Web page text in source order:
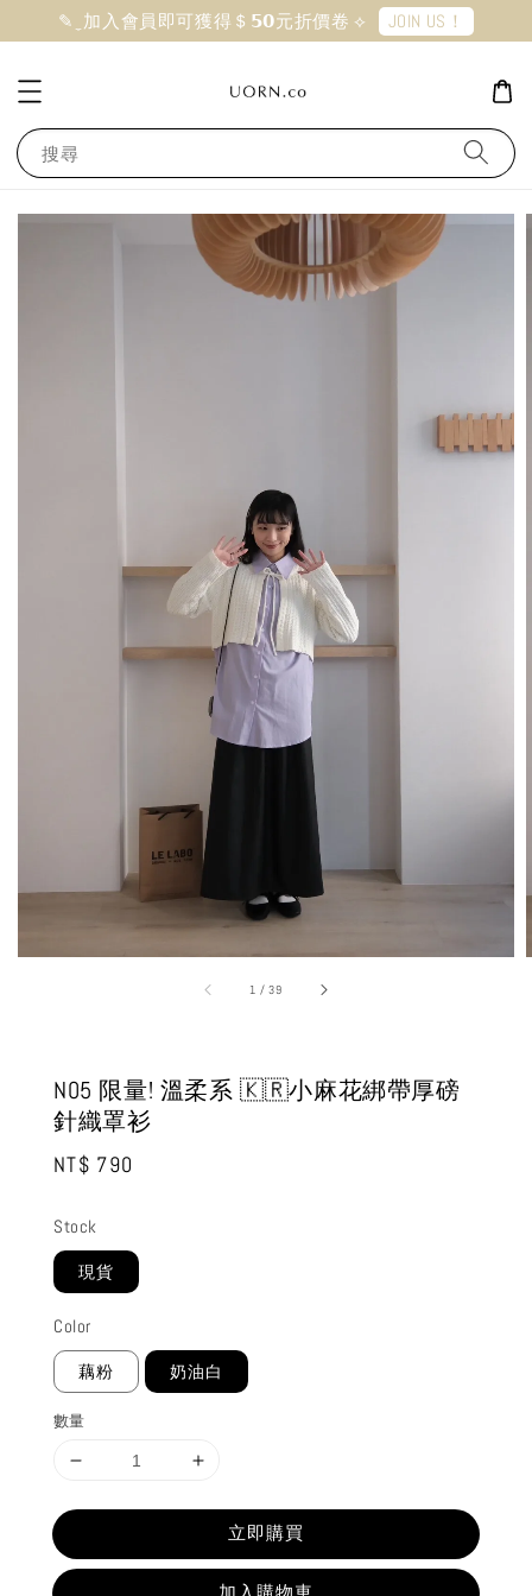
✎ ̼ 加入會員即可獲得＄𝟱𝟬元折價卷 ⟡ JOIN US！
搜尋
1 /39
N05 限量! 溫柔系 🇰🇷小麻花綁帶厚磅
針織罩衫
Regular
NT$ 790
Stock
現貨
Color
藕粉 奶油白
數量
立即購買